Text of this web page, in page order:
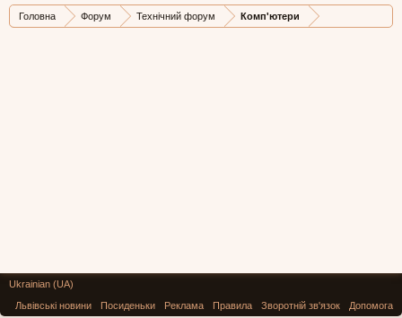
Головна Форум Технічний форум Комп'ютери
Ukrainian (UA)
Львівські новини
Посиденьки Реклама Правила Зворотній зв'язок Допомога